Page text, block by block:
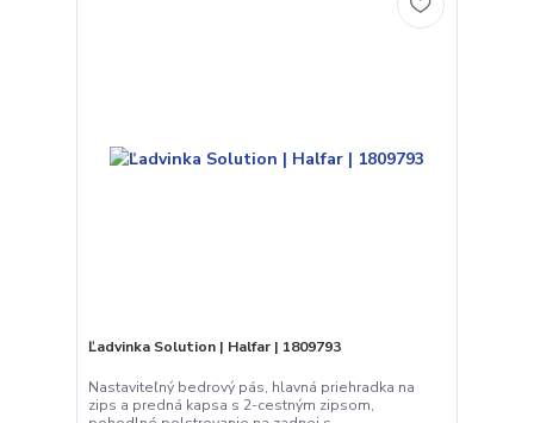
Ľadvinka Solution | Halfar | 1809793
Nastaviteľný bedrový pás, hlavná priehradka na
zips a predná kapsa s 2-cestným zipsom,